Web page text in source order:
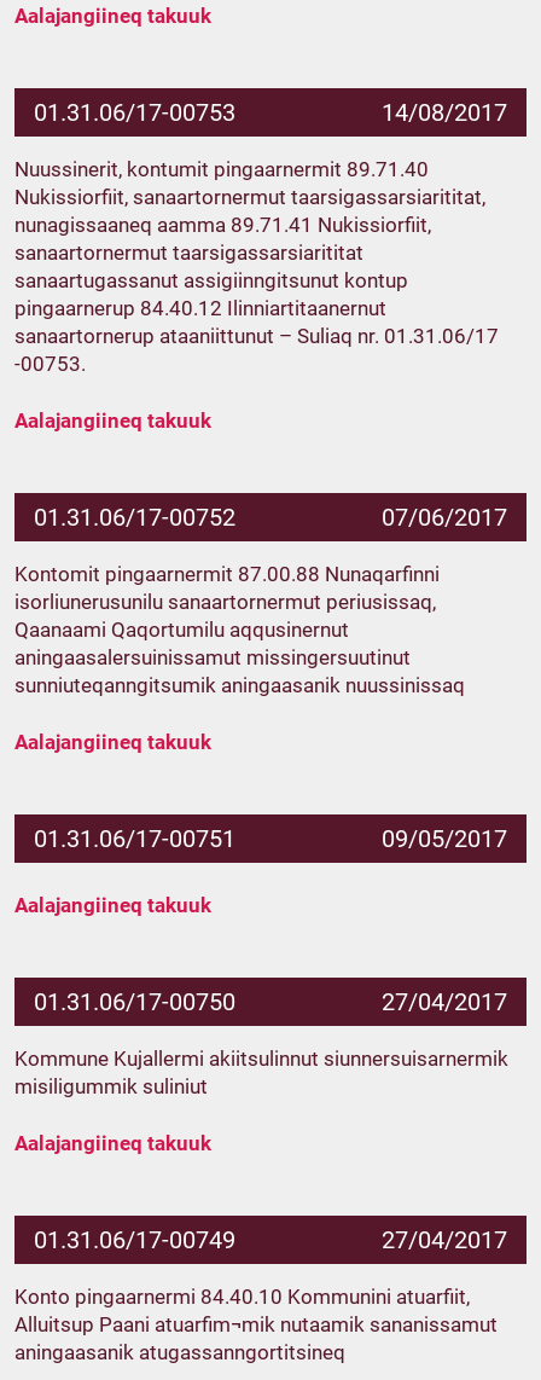
Aalajangiineq takuuk
01.31.06/17-00753 14/08/2017
Nuussinerit, kontumit pingaarnermit 89.71.40
Nukissiorfiit, sanaartornermut taarsigassarsiarititat,
nunagissaaneq aamma 89.71.41 Nukissiorfiit,
sanaartornermut taarsigassarsiarititat
sanaartugassanut assigiinngitsunut kontup
pingaarnerup 84.40.12 Ilinniartitaanernut
sanaartornerup ataaniittunut – Suliaq nr. 01.31.06/17
-00753.
Aalajangiineq takuuk
01.31.06/17-00752 07/06/2017
Kontomit pingaarnermit 87.00.88 Nunaqarfinni
isorliunerusunilu sanaartornermut periusissaq,
Qaanaami Qaqortumilu aqqusinernut
aningaasalersuinissamut missingersuutinut
sunniuteqanngitsumik aningaasanik nuussinissaq
Aalajangiineq takuuk
01.31.06/17-00751 09/05/2017
Aalajangiineq takuuk
01.31.06/17-00750 27/04/2017
Kommune Kujallermi akiitsulinnut siunnersuisarnermik
misiligummik suliniut
Aalajangiineq takuuk
01.31.06/17-00749 27/04/2017
Konto pingaarnermi 84.40.10 Kommunini atuarfiit,
Alluitsup Paani atuarfim¬mik nutaamik sananissamut
aningaasanik atugassanngortitsineq